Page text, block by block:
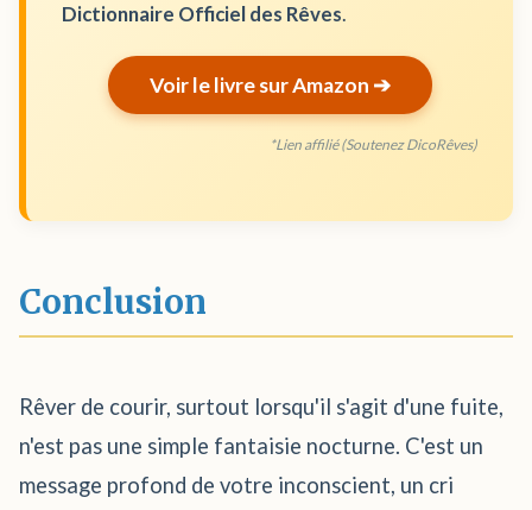
Dictionnaire Officiel des Rêves.
Voir le livre sur Amazon ➔
*Lien affilié (Soutenez DicoRêves)
Conclusion
Rêver de courir, surtout lorsqu'il s'agit d'une fuite,
n'est pas une simple fantaisie nocturne. C'est un
message profond de votre inconscient, un cri